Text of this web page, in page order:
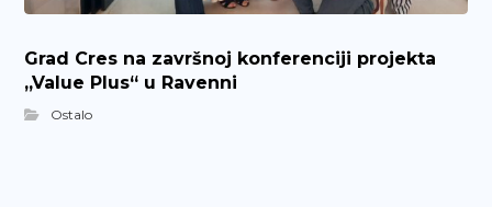
Grad Cres na završnoj konferenciji projekta
„Value Plus“ u Ravenni
Ostalo